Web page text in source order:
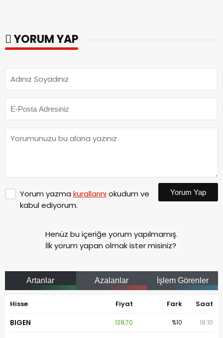
YORUM YAP
Yorum yazma kurallarınıokudum ve
kabul ediyorum.
Yorum Yap
Henüz bu içeriğe yorum yapılmamış.
İlk yorum yapan olmak ister misiniz?
Artanlar Azalanlar İşlem Görenler
Hisse Fiyat Fark Saat
BIGEN 128,70 %10 18:10